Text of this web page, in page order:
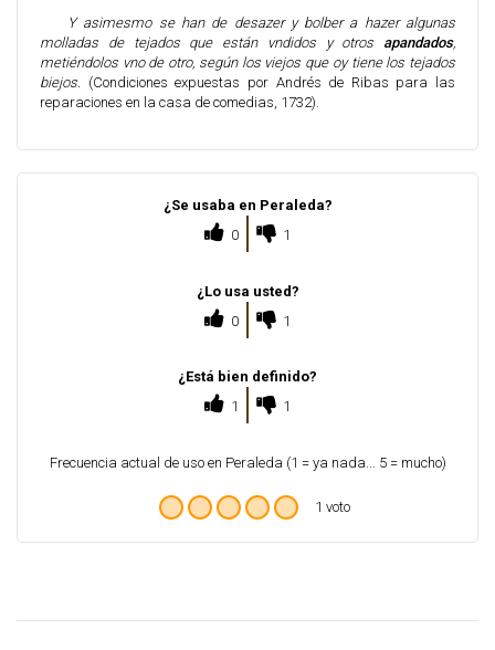
Y asimesmo se han de desazer y bolber a hazer algunas
molladas de tejados que están vndidos y otros apandados,
metiéndolos vno de otro, según los viejos que oy tiene los tejados
biejos. (Condiciones expuestas por Andrés de Ribas para las
reparaciones en la casa de comedias, 1732).
¿Se usaba en Peraleda?
0
1
¿Lo usa usted?
0
1
¿Está bien definido?
1
1
Frecuencia actual de uso en Peraleda (1 = ya nada... 5 = mucho)
1 voto